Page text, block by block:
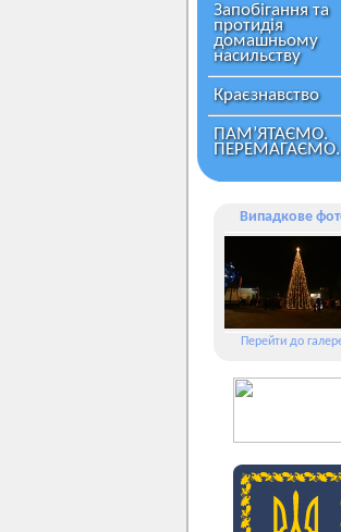
Запобігання та
протидія
домашньому
насильству
Краєзнавство
ПАМ’ЯТАЄМО.
ПЕРЕМАГАЄМО.
Випадкове
Перейти до